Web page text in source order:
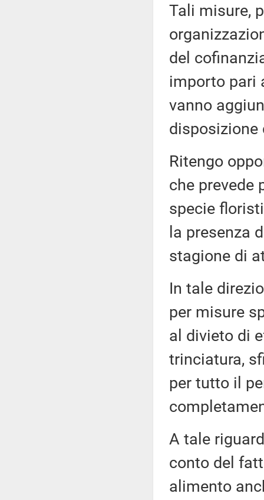
Tali misure,
del
importo pari
vanno
disposizione
Ritengo
che prevede
specie
la presenza
stagione di
In tale
per misure
al divieto di
trinciatura,
per tutto il
A tale
conto del
alimento